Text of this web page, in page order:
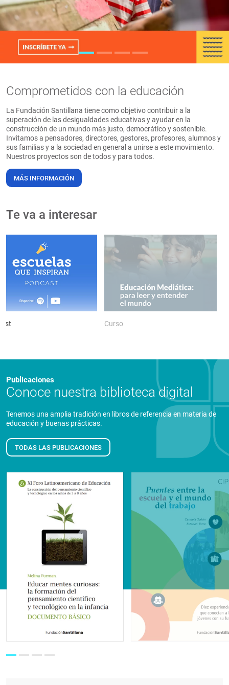
PT
Comprometidos con la educación
La Fundación Santillana tiene como objetivo contribuir a la
superación de las desigualdades educativas y ayudar en la
construcción de un mundo más justo, democrático y sostenible.
Invitamos a pensadores, directores, gestores, profesores, alumnos y
sus familias y a la sociedad en general a unirse a este movimiento.
Nuestros proyectos son de todos y para todos.
MÁS INFORMACIÓN
Te va a interesar
Curso
Publicaciones
Conoce nuestra biblioteca digital
Tenemos una amplia tradición en libros de referencia en materia de
educación y buenas prácticas.
TODAS LAS PUBLICACIONES